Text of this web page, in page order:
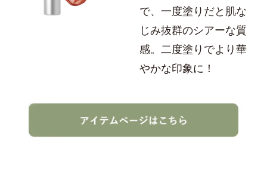
で、一度塗りだと肌な
じみ抜群のシアーな質
感。二度塗りでより華
やかな印象に！